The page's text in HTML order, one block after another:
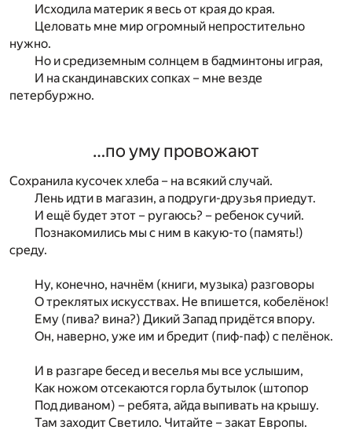
Исходила материк я весь от края до края.
Целовать мне мир огромный непростительно
нужно.
Но и средиземным солнцем в бадминтоны играя,
И на скандинавских сопках – мне везде
петербуржно.
…по уму провожают
Сохранила кусочек хлеба – на всякий случай.
Лень идти в магазин, а подруги-друзья приедут.
И ещё будет этот – ругаюсь? – ребенок сучий.
Познакомились мы с ним в какую-то (память!)
среду.
Ну, конечно, начнём (книги, музыка) разговоры
О треклятых искусствах. Не впишется, кобелёнок!
Ему (пива? вина?) Дикий Запад придётся впору.
Он, наверно, уже им и бредит (пиф-паф) с пелёнок.
И в разгаре бесед и веселья мы все услышим,
Как ножом отсекаются горла бутылок (штопор
Под диваном) – ребята, айда выпивать на крышу.
Там заходит Светило. Читайте – закат Европы.